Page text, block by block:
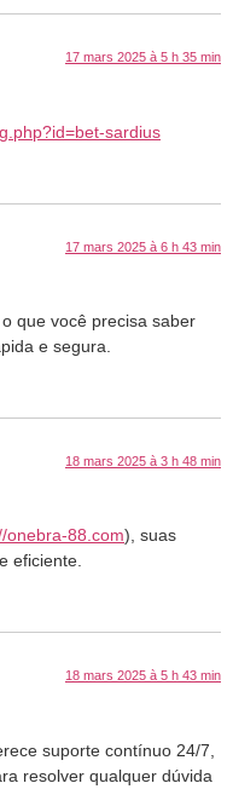
17 mars 2025 à 5 h 35 min
sardius
17 mars 2025 à 6 h 43 min
que você precisa saber
e segura.
18 mars 2025 à 3 h 48 min
onebra-88.com), suas
eficiente.
18 mars 2025 à 5 h 43 min
suporte contínuo 24/7,
resolver qualquer dúvida